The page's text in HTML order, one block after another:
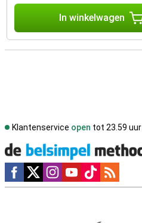
In winkelwagen
Klantenservice open tot 23.59 uur
Social media